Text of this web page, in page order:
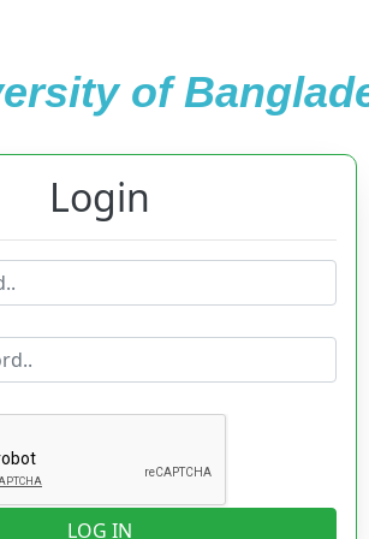
of
Login
LOG IN